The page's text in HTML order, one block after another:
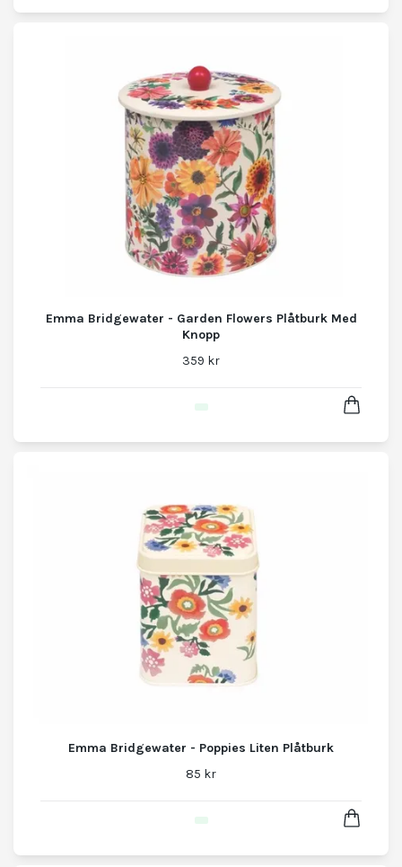
Emma Bridgewater - Garden Flowers Plåtburk Med
Knopp
359 kr
Emma Bridgewater - Poppies Liten Plåtburk
85 kr